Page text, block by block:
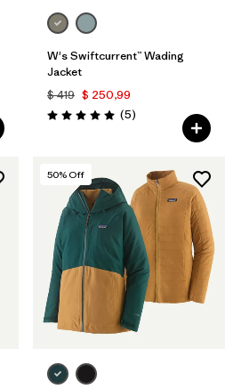
W's Swiftcurrent™ Wading
Jacket
$ 419 $ 250,99
Valoración: 5.0 / 5
(5Comentarios
)
50% Off